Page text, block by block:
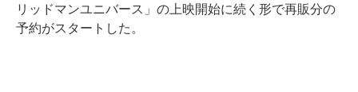
リッドマンユニバース」の上映開始に続く形で再販分の
予約がスタートした。